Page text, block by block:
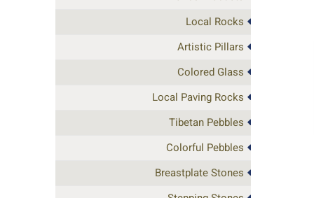
Local Rocks
Artistic Pillars
Colored Glass
Local Paving Rocks
Tibetan Pebbles
Colorful Pebbles
Breastplate Stones